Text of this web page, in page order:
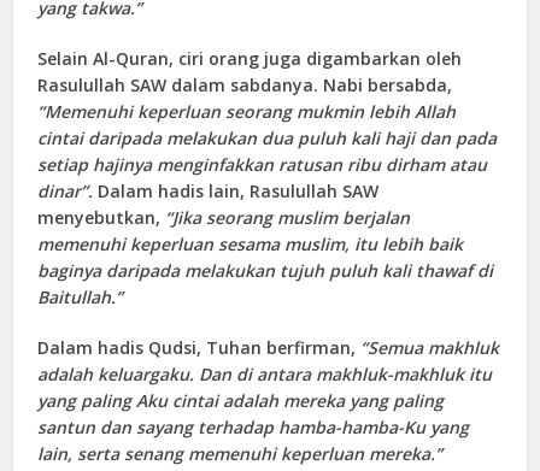
yang takwa.”
Selain Al-Quran, ciri orang juga digambarkan oleh
Rasulullah SAW dalam sabdanya. Nabi bersabda,
“Memenuhi keperluan seorang mukmin lebih Allah
cintai daripada melakukan dua puluh kali haji dan pada
setiap hajinya menginfakkan ratusan ribu dirham atau
dinar”. Dalam hadis lain, Rasulullah SAW
menyebutkan, “Jika seorang muslim berjalan
memenuhi keperluan sesama muslim, itu lebih baik
baginya daripada melakukan tujuh puluh kali thawaf di
Baitullah.”
Dalam hadis Qudsi, Tuhan berfirman, “Semua makhluk
adalah keluargaku. Dan di antara makhluk-makhluk itu
yang paling Aku cintai adalah mereka yang paling
santun dan sayang terhadap hamba-hamba-Ku yang
lain, serta senang memenuhi keperluan mereka.”